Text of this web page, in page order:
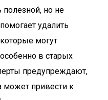
но не
удалить
могут
в старых
предупреждают,
может привести к